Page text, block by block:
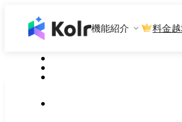
機能紹介 料金